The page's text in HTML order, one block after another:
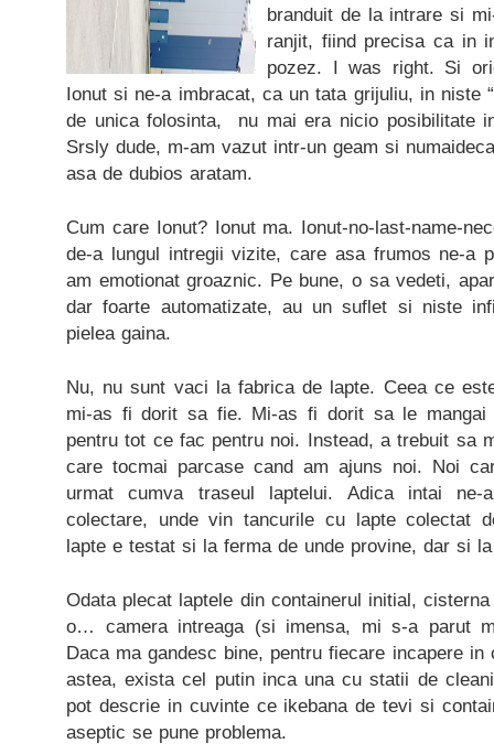
branduit de la intrare si
ranjit, fiind precisa ca in
pozez. I was right. Si
Ionut si ne-a imbracat, ca un tata grijuliu, in niste
de unica folosinta, nu mai era nicio posibilitate
Srsly dude, m-am vazut intr-un geam si
asa de dubios aratam.
Cum care Ionut? Ionut ma. Ionut-no-last-name-
de-a lungul intregii vizite, care asa frumos ne-a
am emotionat groaznic. Pe bune, o sa vedeti,
dar foarte automatizate, au un suflet si niste
pielea gaina.
Nu, nu sunt vaci la fabrica de lapte. Ceea ce
mi-as fi dorit sa fie. Mi-as fi dorit sa le
pentru tot ce fac pentru noi. Instead, a trebuit sa
care tocmai parcase cand am ajuns noi. Noi
urmat cumva traseul laptelui. Adica intai
colectare, unde vin tancurile cu lapte colectat
lapte e testat si la ferma de unde provine, dar si
Odata plecat laptele din containerul initial,
o… camera intreaga (si imensa, mi s-a parut
Daca ma gandesc bine, pentru fiecare incapere
astea, exista cel putin inca una cu statii de
pot descrie in cuvinte ce ikebana de tevi si
aseptic se pune problema.